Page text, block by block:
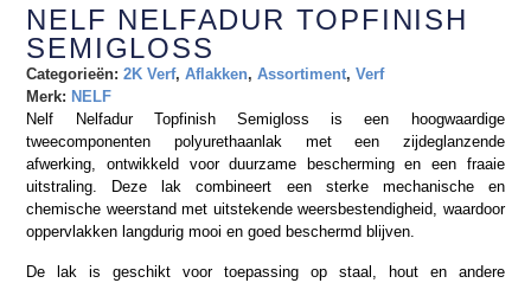
NELF NELFADUR TOPFINISH
SEMIGLOSS
Categorieën: 2K Verf,Aflakken,Assortiment,Verf
Merk: NELF
Nelf Nelfadur Topfinish Semigloss is een hoogwaardige
tweecomponenten polyurethaanlak met een zijdeglanzende
afwerking, ontwikkeld voor duurzame bescherming en een fraaie
uitstraling. Deze lak combineert een sterke mechanische en
chemische weerstand met uitstekende weersbestendigheid, waardoor
oppervlakken langdurig mooi en goed beschermd blijven.
De lak is geschikt voor toepassing op staal, hout en andere